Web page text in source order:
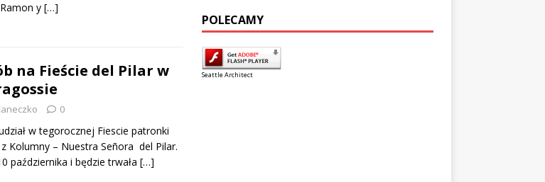
y […]
na Fieście del Pilar w
0
w tegorocznej Fiescie patronki
Kolumny – Nuestra Señora del Pilar.
października i będzie trwała […]
POLECAMY
Seattle Architect